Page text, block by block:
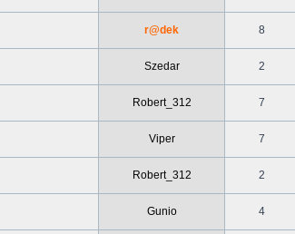
r@dek 8
Szedar 2
Robert_312 7
Viper 7
Robert_312 2
Gunio 4